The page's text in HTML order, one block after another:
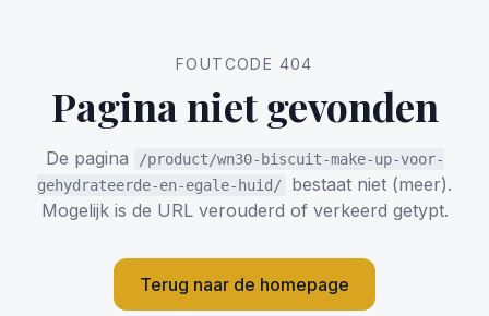
FOUTCODE 404
Pagina niet gevonden
De pagina
/product/wn30-biscuit-make-up-voor-
gehydrateerde-en-egale-huid/
bestaat niet (meer).
Mogelijk is de URL verouderd of verkeerd getypt.
Terug naar de homepage